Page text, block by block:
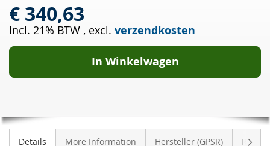
HDI
92
8v
(M59
€ 340,63
Incl. 21% BTW , excl. verzendkosten
In Winkelwagen
Details More Information Hersteller (GPSR)